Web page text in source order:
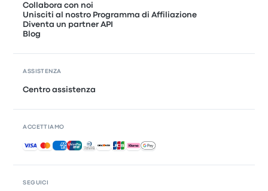
SEGUICI
Collabora con noi
Unisciti al nostro Programma di Affiliazione
Diventa un partner API
Blog
ASSISTENZA
Centro assistenza
ACCETTIAMO
Pagamenti accettati